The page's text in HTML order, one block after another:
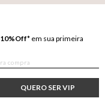
10%Off* em sua primeira
QUERO SER VIP